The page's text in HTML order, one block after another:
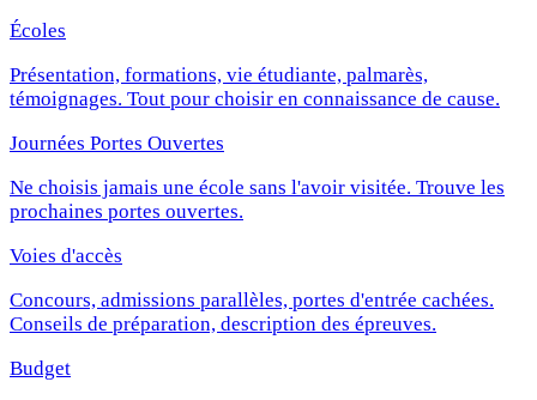
Écoles
Présentation, formations, vie étudiante, palmarès,
témoignages. Tout pour choisir en connaissance de cause.
Journées Portes Ouvertes
Ne choisis jamais une école sans l'avoir visitée. Trouve les
prochaines portes ouvertes.
Voies d'accès
Concours, admissions parallèles, portes d'entrée cachées.
Conseils de préparation, description des épreuves.
Budget